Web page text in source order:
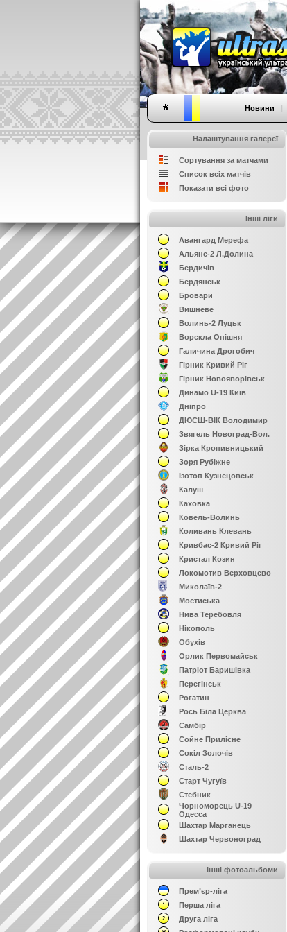
Новини |
Налаштування галереї
Сортування за матчами
Список всіх матчів
Показати всі фото
Інші ліги
Авангард Мерефа
Альянс-2 Л.Долина
Бердичів
Бердянськ
Бровари
Вишневе
Волинь-2 Луцьк
Ворскла Опішня
Галичина Дрогобич
Гірник Кривий Ріг
Гірник Новояворівськ
Динамо U-19 Київ
Дніпро
ДЮСШ-ВІК Володимир
Звягель Новоград-Вол.
Зірка Кропивницький
Зоря Рубіжне
Ізотоп Кузнецовськ
Калуш
Каховка
Ковель-Волинь
Коливань Клевань
Кривбас-2 Кривий Ріг
Кристал Козин
Локомотив Верховцево
Миколаїв-2
Мостиська
Нива Теребовля
Нікополь
Обухів
Орлик Первомайськ
Патріот Баришівка
Перегінськ
Рогатин
Рось Біла Церква
Самбір
Сойне Прилісне
Сокіл Золочів
Сталь-2
Старт Чугуїв
Стебник
Чорноморець U-19
Одесса
Шахтар Марганець
Шахтар Червоноград
Інші фотоальбоми
Прем’єр-ліга
Перша ліга
Друга ліга